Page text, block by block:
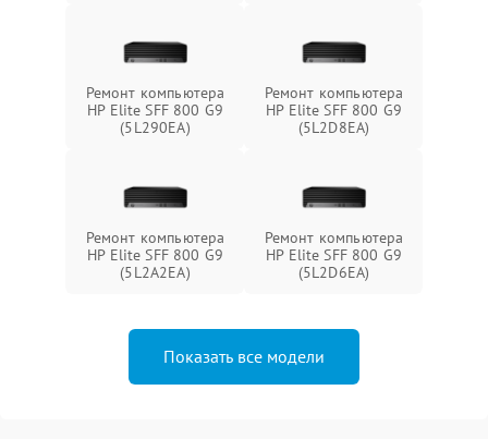
Ремонт компьютера
HP Elite SFF 800 G9
(5L290EA)
Ремонт компьютера
HP Elite SFF 800 G9
(5L2D8EA)
Ремонт компьютера
HP Elite SFF 800 G9
(5L2A2EA)
Ремонт компьютера
HP Elite SFF 800 G9
(5L2D6EA)
Показать все модели